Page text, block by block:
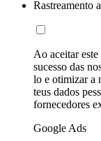
Rastreamento
Ao aceitar
sucesso das
lo e otimizar a
teus dados
fornecedores
Google Ads